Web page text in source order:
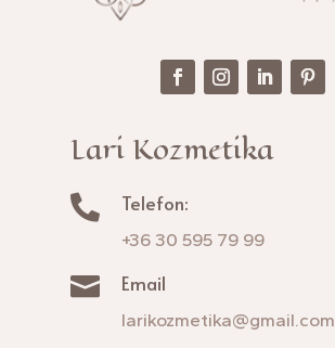
Lari Kozmetika
 Telefon:
+36 30 595 79 99
 Email
larikozmetika@gmail.com